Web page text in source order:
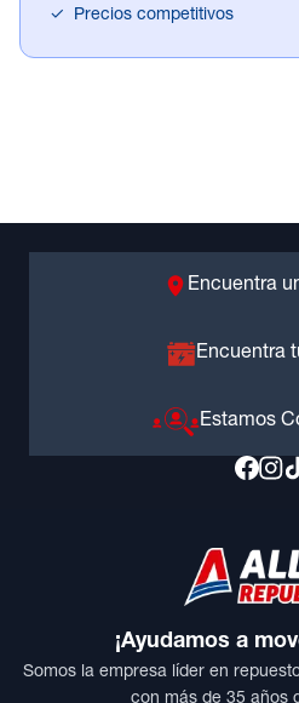
✓
Precios competitivos
Encuentra
Encuentra
Estamos
¡Ayudamos a
Somos la empresa líder en
con más de 35 años